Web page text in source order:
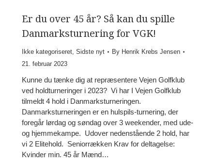
Er du over 45 år? Så kan du spille
Danmarksturnering for VGK!
Ikke kategoriseret, Sidste nyt By Henrik Krebs Jensen
21. februar 2023
Kunne du tænke dig at repræsentere Vejen Golfklub
ved holdturneringer i 2023? Vi har I Vejen Golfklub
tilmeldt 4 hold i Danmarksturneringen.
Danmarksturneringen er en hulspils-turnering, der
foregår lørdag og søndag over 3 weekender, med ude-
og hjemmekampe. Udover nedenstående 2 hold, har
vi 2 Elitehold. Seniorrækken Krav for deltagelse:
Kvinder min. 45 år Mænd…